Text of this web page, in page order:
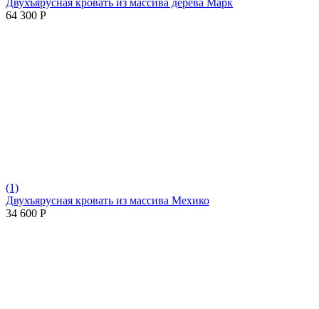
64 300 Р
(1)
Двухъярусная кровать из массива Мехико
34 600 Р